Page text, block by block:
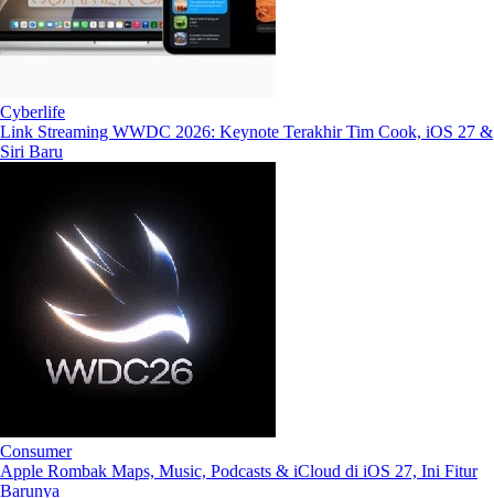
Cyberlife
Link Streaming WWDC 2026: Keynote Terakhir Tim Cook, iOS 27 &
Siri Baru
Consumer
Apple Rombak Maps, Music, Podcasts & iCloud di iOS 27, Ini Fitur
Barunya